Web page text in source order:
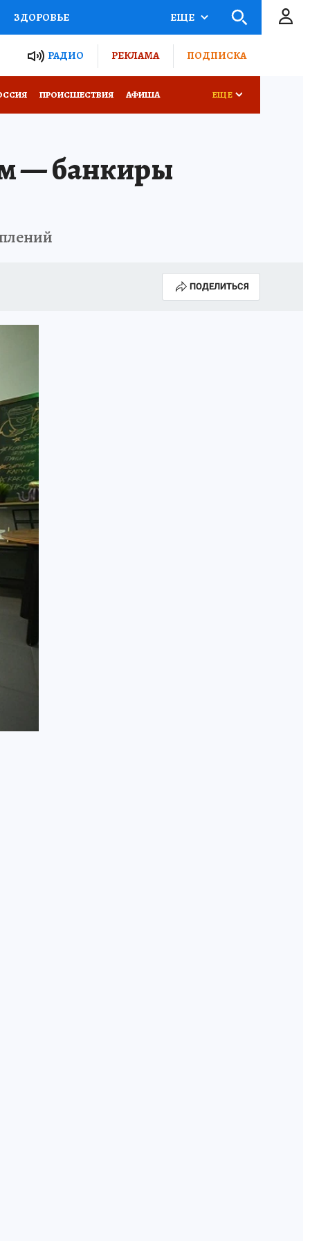
ЗДОРОВЬЕ
РОССИИ
ПОТРЕБИТЕЛЯ
ЕЩЕ
РАДИО РЕКЛАМА ПОДПИСКА
ПРОИСШЕСТВИЯ АФИША ЕЩЕ
— банкиры
ПОДЕЛИТЬСЯ